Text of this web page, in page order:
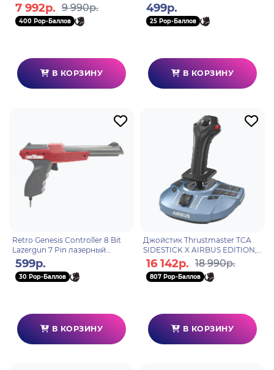
MAN) для консоли Switch
(NSW-417U)
7 992р. 9 990р.
400 Pop-Баллов
В КОРЗИНУ
499р.
25 Pop-Баллов
В КОРЗИНУ
Retro Genesis Controller 8 Bit
Lazergun 7 Pin лазерный
пистолет проводной (без
упаковки)
599р.
30 Pop-Баллов
В КОРЗИНУ
Джойстик Thrustmaster TCA
SIDESTICK X AIRBUS EDITION,
Xbox Series X, Xbox Series S, PC
16 142р. 18 990р.
807 Pop-Баллов
В КОРЗИНУ